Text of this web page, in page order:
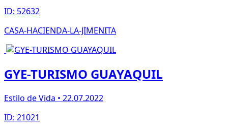
ID: 52632
CASA-HACIENDA-LA-JIMENITA
GYE-TURISMO GUAYAQUIL
Estilo de Vida • 22.07.2022
ID: 21021